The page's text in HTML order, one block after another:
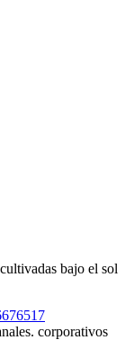
bajo el sol
corporativos